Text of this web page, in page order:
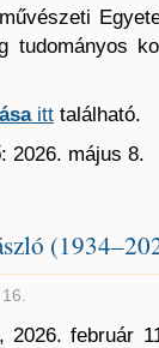
tudományos
itttalálható.
2026. május 8.
2026. február